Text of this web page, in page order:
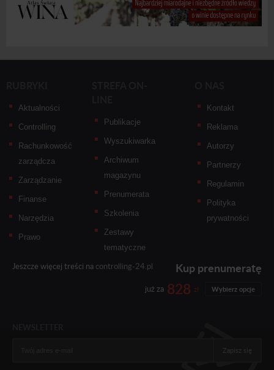
Aktualności
Controlling
Rachunkowość
zarządcza
Zarządzanie
Finanse
Narzędzia
Prawo
Publikacje
Wyszukiwarka
Archiwum
magazynu
Prenumerata
Szkolenia
Zestawy
tematyczne
Kontakt
Reklama
Autorzy
Partnerzy
Regulamin
Polityka
prywatności
Jeszcze więcej treści na controlling-24.pl Kup prenumeratę
już za 828 zł Wybierz opcje
Zapisz się